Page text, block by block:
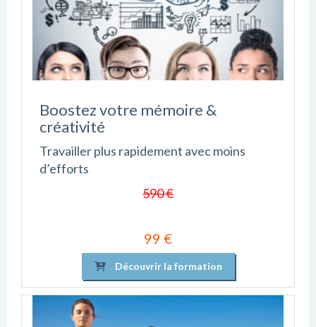
Boostez votre mémoire &
créativité
Travailler plus rapidement avec moins
d’efforts
590 €
99 €
Découvrir la formation